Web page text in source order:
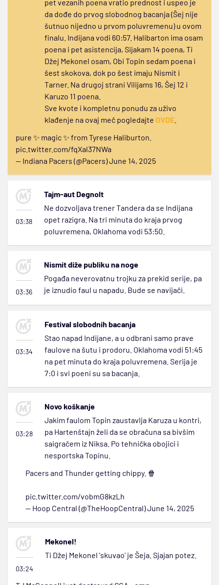
pet vezanih poena vratio prednost i uspeo je
da dođe do prvog slobodnog bacanja (Šej nije
šutnuo nijedno u prvom poluvremenu) u ovom
finalu. Indijana vodi 60:57. Halibarton ima osam
poena i pet asistencija, Sijakam 14 poena, Ti
Džej Mekonel osam, Obi Topin sedam poena i
šest skokova, dok po šest imaju Nismit i
Tarner. Na drugoj strani Vilijams 16, Šej 12 i
Karuzo 11 poena.
Sve kvote i kompletnu ponudu za uživo
klađenje na ovaj meč pogledajte OVDE
pure ✨ magic ✨ from Tyrese Haliburton.
pic.twitter.com/fqXal37NWa
— Indiana Pacers (@Pacers)June 14, 2025
03:38
Tajm-aut Degnolt
Ne dozvoljava trener Tandera da se Indijana
opet razigra. Na tri minuta do kraja prvog
poluvremena, Oklahoma vodi 53:50.
03:36
Nismit diže publiku na noge
Pogađa neverovatnu trojku za prekid serije, pa
je iznudio faul u napadu. Bude se navijači.
03:34
Festival slobodnih bacanja
Stao napad Indijane, a u odbrani samo prave
faulove na šutu i prodoru. Oklahoma vodi 51:45
na pet minuta do kraja poluvremena. Serija je
7:0 i svi poeni su sa bacanja.
03:28
Novo koškanje
Jakim faulom Topin zaustavlja Karuza u kontri,
pa Hartenštajn želi da se obračuna sa bivšim
saigračem iz Niksa. Po tehnička obojici i
nesportska Topinu.
Pacers and Thunder getting chippy. 🍿
pic.twitter.com/vobmG8kzLh
— Hoop Central (@TheHoopCentral)June 14, 2025
03:24
Mekonel!
Ti Džej Mekonel 'skuvao' je Šeja. Sjajan potez.